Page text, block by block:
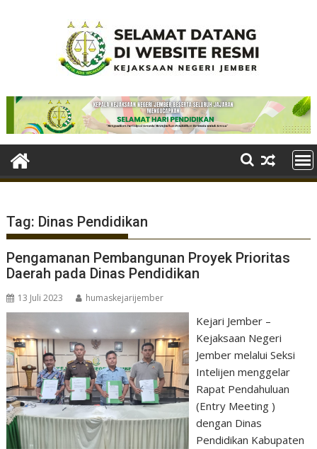
Tag: Dinas Pendidikan
Pengamanan Pembangunan Proyek Prioritas
Daerah pada Dinas Pendidikan
13 Juli 2023 humaskejarijember
Kejari Jember –
Kejaksaan Negeri
Jember melalui Seksi
Intelijen menggelar
Rapat Pendahuluan
(Entry Meeting )
dengan Dinas
Pendidikan Kabupaten